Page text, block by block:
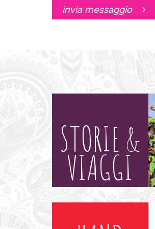
invia messaggio
STORIE &
VIAGGI